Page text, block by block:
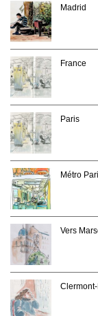
Madrid
France
Paris
Métro
Vers